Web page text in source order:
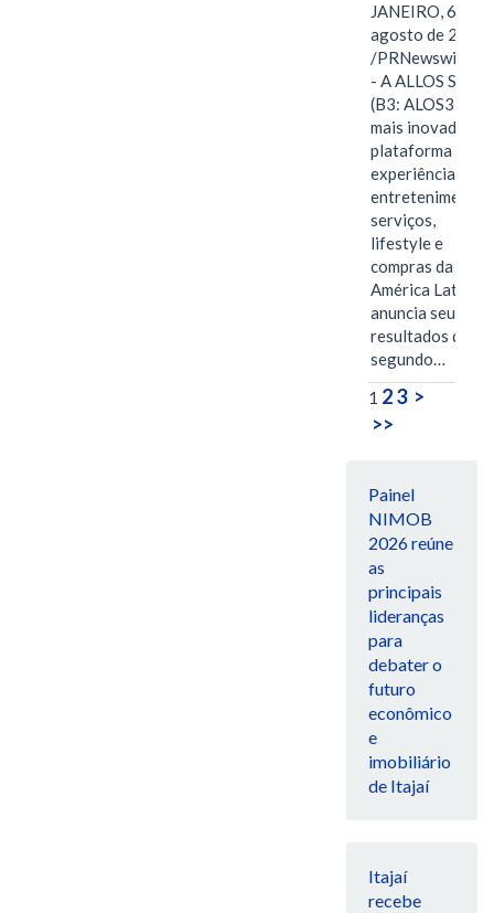
JANEIRO, 6 de
agosto de 2026
/PRNewswire/ -
- A ALLOS S.A.
(B3: ALOS3), a
mais inovadora
plataforma de
experiências,
entretenimento,
serviços,
lifestyle e
compras da
América Latina
anuncia seus
resultados do
segundo…
1 23 >
>>
Painel
NIMOB
2026 reúne
as
principais
lideranças
para
debater o
futuro
econômico
e
imobiliário
de Itajaí
Itajaí
recebe